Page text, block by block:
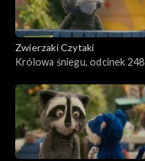
Zwierzaki Czytaki
Królowa śniegu, odcinek 248